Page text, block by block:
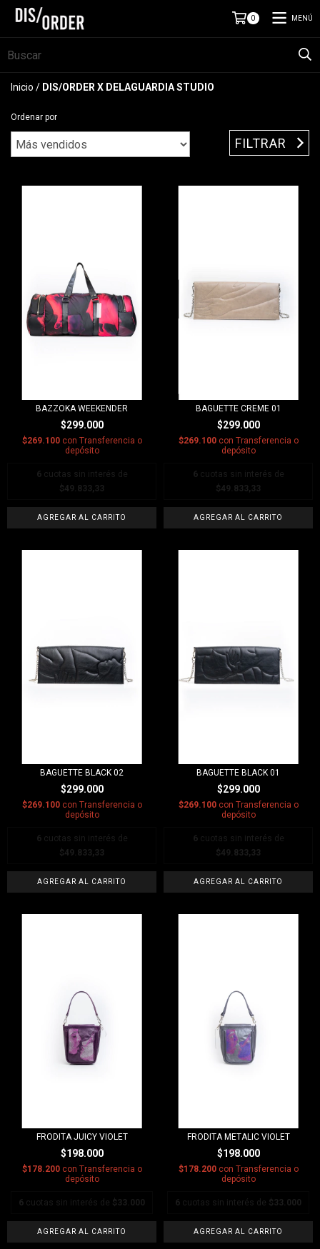
0 MENÚ
Inicio / DIS/ORDER X DELAGUARDIA STUDIO
Ordenar por
FILTRAR
BAZZOKA WEEKENDER
$299.000
$269.100 con Transferencia o
depósito
6 cuotas sin interés de
$49.833,33
BAGUETTE CREME 01
$299.000
$269.100 con Transferencia o
depósito
6 cuotas sin interés de
$49.833,33
BAGUETTE BLACK 02
$299.000
$269.100 con Transferencia o
depósito
6 cuotas sin interés de
$49.833,33
BAGUETTE BLACK 01
$299.000
$269.100 con Transferencia o
depósito
6 cuotas sin interés de
$49.833,33
FRODITA JUICY VIOLET
$198.000
$178.200 con Transferencia o
depósito
6 cuotas sin interés de $33.000
FRODITA METALIC VIOLET
$198.000
$178.200 con Transferencia o
depósito
6 cuotas sin interés de $33.000